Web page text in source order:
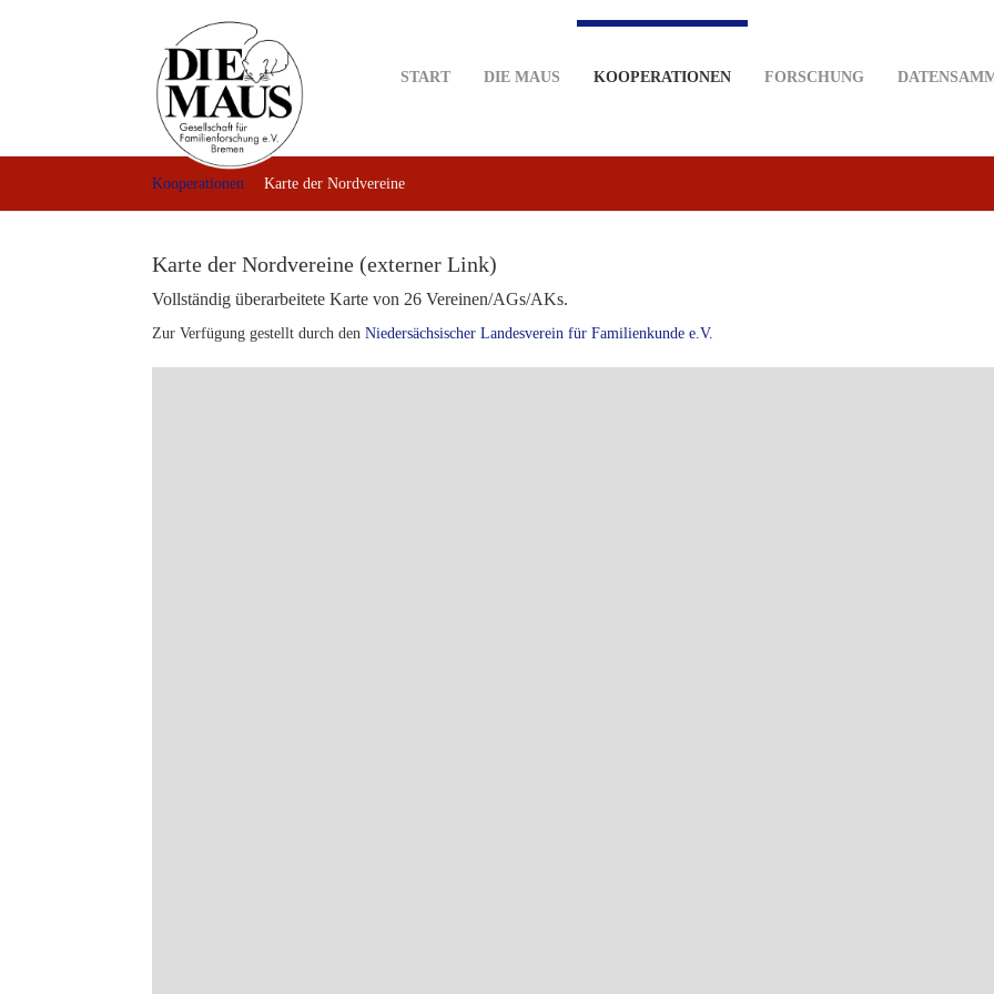
START DIE MAUS KOOPERATIONEN FORSCHUNG
Kooperationen Karte der Nordvereine
Karte der Nordvereine (externer Link)
Vollständig überarbeitete Karte von 26 Vereinen/AGs/AKs.
Zur Verfügung gestellt durch den Niedersächsischer Landesverein für Familienkunde e.V.